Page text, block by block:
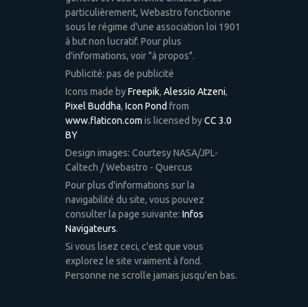
particulièrement, Webastro fonctionne
sous le régime d'une association loi 1901
à but non lucratif. Pour plus
d'informations, voir "à propos".
Publicité: pas de publicité
Icons made byFreepik, Alessio Atzeni,
Pixel Buddha, Icon Pond from
www.flaticon.com is licensed byCC 3.0
BY
Design images: Courtesy NASA/JPL-
Caltech / Webastro - Quercus
Pour plus d'informations sur la
navigabilité du site, vous pouvez
consulter la page suivante: Infos
Navigateurs.
Si vous lisez ceci, c'est que vous
explorez le site vraiment à fond.
Personne ne scrolle jamais jusqu'en bas.